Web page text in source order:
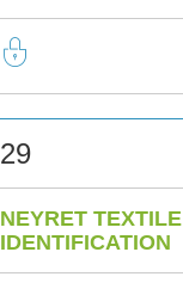
29
NEYRET TEXTILE
IDENTIFICATION